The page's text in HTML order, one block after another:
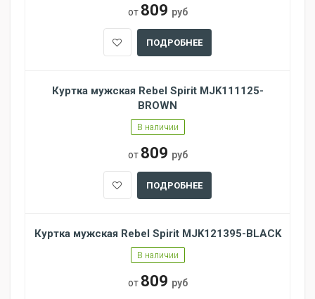
от 809 руб
ПОДРОБНЕЕ
Куртка мужская Rebel Spirit MJK111125-
BROWN
В наличии
от 809 руб
ПОДРОБНЕЕ
Куртка мужская Rebel Spirit MJK121395-BLACK
В наличии
от 809 руб